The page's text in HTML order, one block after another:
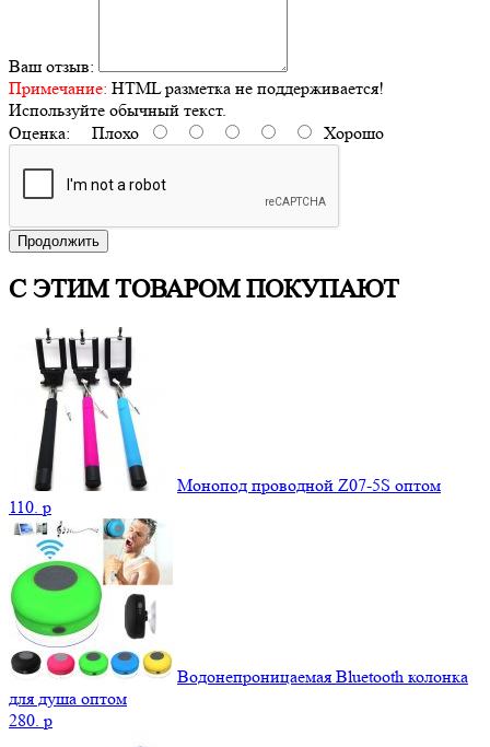
Ваш отзыв:
Примечание: HTML разметка не поддерживается!
Используйте обычный текст.
Оценка: Плохо Хорошо
Продолжить
С ЭТИМ ТОВАРОМ ПОКУПАЮТ
Монопод проводной Z07-5S оптом
110. p
Водонепроницаемая Bluetooth колонка
для душа оптом
280. p